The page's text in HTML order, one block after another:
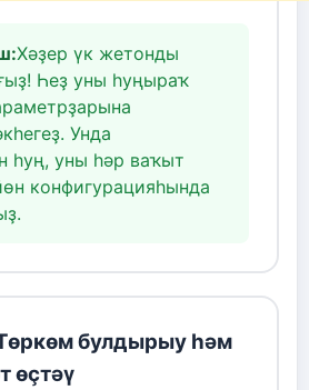
Хәҙер үк жетонды
Һеҙ уны һуңыраҡ
Унда
һуң, уны һәр ваҡыт
конфигурацияһында
булдырыу һәм
өҫтәү